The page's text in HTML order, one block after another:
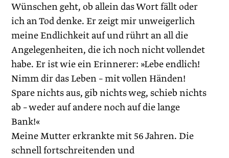
Wünschen geht, ob allein das Wort fällt oder
ich an Tod denke. Er zeigt mir unweigerlich
meine Endlichkeit auf und rührt an all die
Angelegenheiten, die ich noch nicht vollendet
habe. Er ist wie ein Erinnerer: »Lebe endlich!
Nimm dir das Leben – mit vollen Händen!
Spare nichts aus, gib nichts weg, schieb nichts
ab – weder auf andere noch auf die lange
Bank!«
Meine Mutter erkrankte mit 56 Jahren. Die
schnell fortschreitenden und